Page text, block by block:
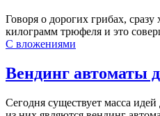
Говоря о дорогих грибах, сразу
килограмм трюфеля и это
С вложениями
Вендинг автоматы
Сегодня существует масса